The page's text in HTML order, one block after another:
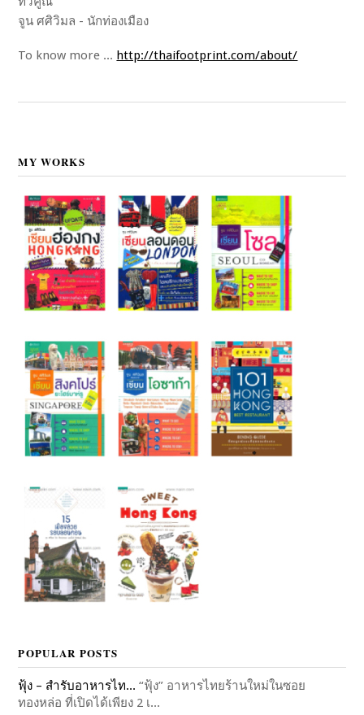
จูน ศศิวิมล - นักท่องเมือง
To know more ... http://thaifootprint.com/about/
MY WORKS
POPULAR POSTS
ฟุ้ง – สำรับอาหารไท... “ฟุ้ง” อาหารไทยร้านใหม่ในซอย
ทองหล่อ ที่เปิดได้เพียง 2 เ...